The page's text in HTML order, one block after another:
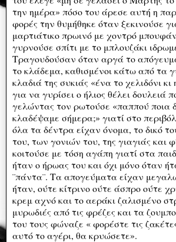
την ημέρα» πόσο του άρεσε αυτή η
φορές την θυμήθηκε όταν ξεκινούσε
μαρτιάτικο πρωινό με χοντρό
γυρνούσε σπίτι με το μπλουζάκι
Τραγουδούσαν όταν αργά το
το κλάδεμα, καθισμένοι κάτω από τα
κλαδιά της συκιάς «ένα το χελιδόνι κι
για να γυρίσει ο ήλιος θέλει δουλειά
γελώντας τον ρωτούσε «παππού ποια
κλαδέψαμε σήμερα;» γιατί στο
όλα τα δέντρα είχαν όνομα, το δικό
του, των γονιών του, της γιαγιάς και
κοιτούσε με τόση αγάπη γιατί στα
ήταν ο ήρωας του και όχι μόνο όταν
¨πάντα¨. Τα απογεύματα είχαν
ήταν, ούτε κίτρινο ούτε άσπρο ούτε
κρεμ αχνό και το αεράκι ζαλισμένο
μυρωδιές από τις φρέζες και τα
του τους φώναζε « φορέστε τις
αυτό το αγέρι, θα κρυώσετε».